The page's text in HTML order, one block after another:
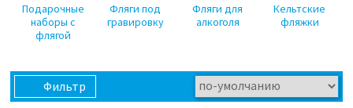
Подарочные
наборы с
флягой
Фляги под
гравировку
Фляги для
алкоголя
Кельтские
фляжки
Фильтр